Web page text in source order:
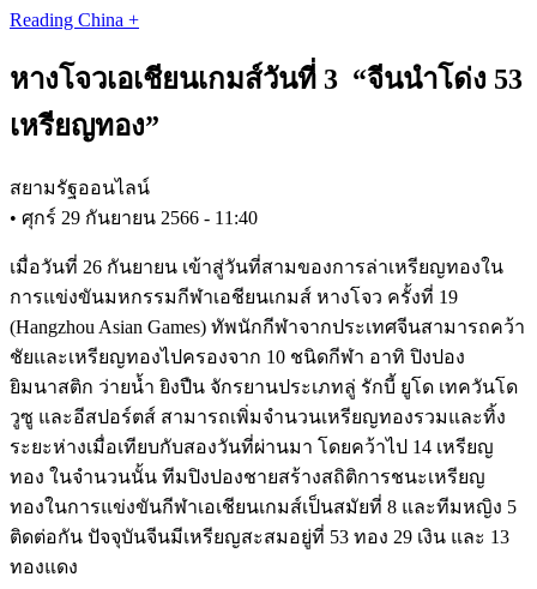
Skip
content
Reading China +
หางโจวเอเชียนเกมส์วันที่ 3 “จีนนำโด่ง 53
เหรียญทอง”
สยามรัฐออนไลน์
• ศุกร์ 29 กันยายน 2566 - 11:40
เมื่อวันที่ 26 กันยายน เข้าสู่วันที่สามของการล่าเหรียญทองใน
การแข่งขันมหกรรมกีฬาเอชียนเกมส์ หางโจว ครั้งที่ 19
(Hangzhou Asian Games) ทัพนักกีฬาจากประเทศจีนสามารถคว้า
ชัยและเหรียญทองไปครองจาก 10 ชนิดกีฬา อาทิ ปิงปอง
ยิมนาสติก ว่ายน้ำ ยิงปืน จักรยานประเภทลู่ รักบี้ ยูโด เทควันโด
วูซู และอีสปอร์ตส์ สามารถเพิ่มจำนวนเหรียญทองรวมและทิ้ง
ระยะห่างเมื่อเทียบกับสองวันที่ผ่านมา โดยคว้าไป 14 เหรียญ
ทอง ในจำนวนนั้น ทีมปิงปองชายสร้างสถิติการชนะเหรียญ
ทองในการแข่งขันกีฬาเอเชียนเกมส์เป็นสมัยที่ 8 และทีมหญิง 5
ติดต่อกัน ปัจจุบันจีนมีเหรียญสะสมอยู่ที่ 53 ทอง 29 เงิน และ 13
ทองแดง